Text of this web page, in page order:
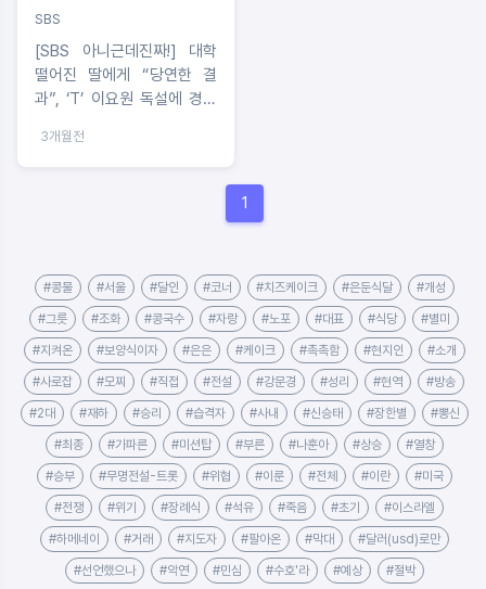
SBS
[SBS 아니근데진짜!] 대학
떨어진 딸에게 “당연한 결
과”, ‘T’ 이요원 독설에 경악
3개월전
1
#콩물 #서울 #달인 #코너 #치즈케이크 #은둔식달 #개성
#그릇 #조화 #콩국수 #자랑 #노포 #대표 #식당 #별미
#지켜온 #보양식이자 #은은 #케이크 #촉촉함 #현지인 #소개
#사로잡 #모찌 #직접 #전설 #강문경 #성리 #현역 #방송
#2대 #재하 #승리 #습격자 #사내 #신승태 #장한별 #뽕신
#최종 #가파른 #미션탑 #부른 #나훈아 #상승 #열창
#승부 #무명전설-트롯 #위협 #이룬 #전체 #이란 #미국
#전쟁 #위기 #장례식 #석유 #죽음 #초기 #이스라엘
#하메네이 #거래 #지도자 #팔아온 #막대 #달러(usd)로만
#선언했으나 #악연 #민심 #수호'라 #예상 #절박